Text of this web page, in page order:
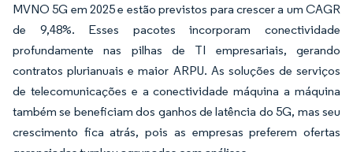
MVNO 5G em 2025 e estão previstos para crescer a um CAGR
de 9,48%. Esses pacotes incorporam conectividade
profundamente nas pilhas de TI empresariais, gerando
contratos plurianuais e maior ARPU. As soluções de serviços
de telecomunicações e a conectividade máquina a máquina
também se beneficiam dos ganhos de latência do 5G, mas seu
crescimento fica atrás, pois as empresas preferem ofertas